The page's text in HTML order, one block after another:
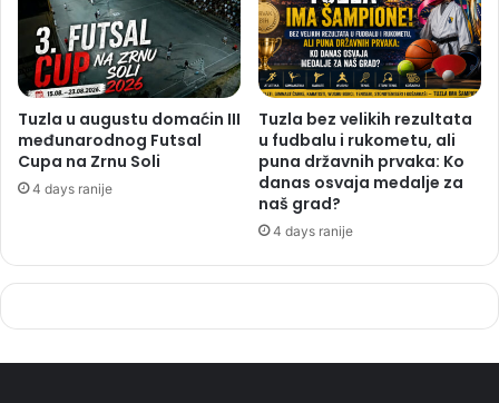
Tuzla u augustu domaćin III
međunarodnog Futsal
Cupa na Zrnu Soli
4 days ranije
Tuzla bez velikih rezultata
u fudbalu i rukometu, ali
puna državnih prvaka: Ko
danas osvaja medalje za
naš grad?
4 days ranije